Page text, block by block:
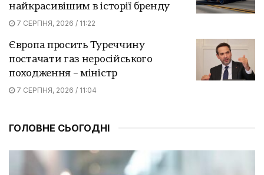
найкрасивішим в історії бренду
7 СЕРПНЯ, 2026 / 11:22
Європа просить Туреччину
постачати газ неросійського
походження – міністр
7 СЕРПНЯ, 2026 / 11:04
ГОЛОВНЕ СЬОГОДНІ